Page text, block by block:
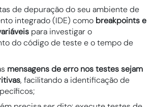
de depuração do seu ambiente de
integrado (IDE) como breakpoints e
para investigar o
do código de teste e o tempo de
mensagens de erro nos testes sejam
, facilitando a identificação de